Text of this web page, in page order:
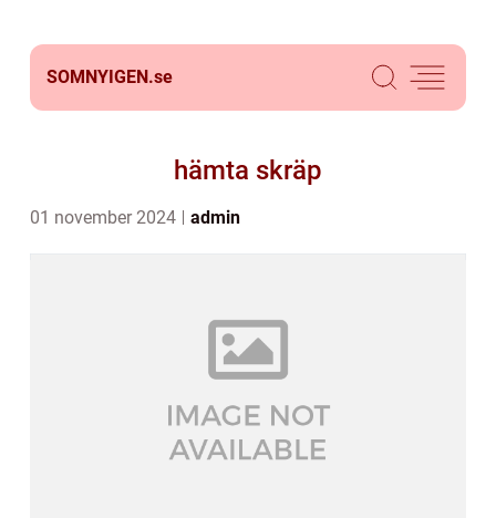
SOMNYIGEN.se
hämta skräp
01 november 2024 admin